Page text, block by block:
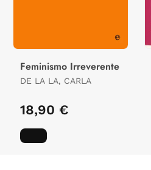
Feminismo Irreverente
DE LA LA, CARLA
18,90 €